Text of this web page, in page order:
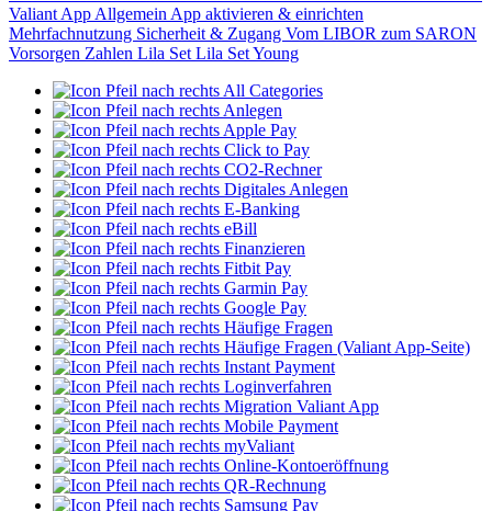
Valiant App Allgemein App aktivieren & einrichten
Mehrfachnutzung Sicherheit & Zugang Vom LIBOR zum SARON
Vorsorgen Zahlen Lila Set Lila Set Young
All Categories
Anlegen
Apple Pay
Click to Pay
CO2-Rechner
Digitales Anlegen
E-Banking
eBill
Finanzieren
Fitbit Pay
Garmin Pay
Google Pay
Häufige Fragen
Häufige Fragen (Valiant App-Seite)
Instant Payment
Loginverfahren
Migration Valiant App
Mobile Payment
myValiant
Online-Kontoeröffnung
QR-Rechnung
Samsung Pay